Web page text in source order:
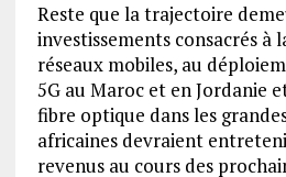
Reste que la trajectoire
investissements consacrés à
réseaux mobiles, au
5G au Maroc et en Jordanie
fibre optique dans les
africaines devraient
revenus au cours des